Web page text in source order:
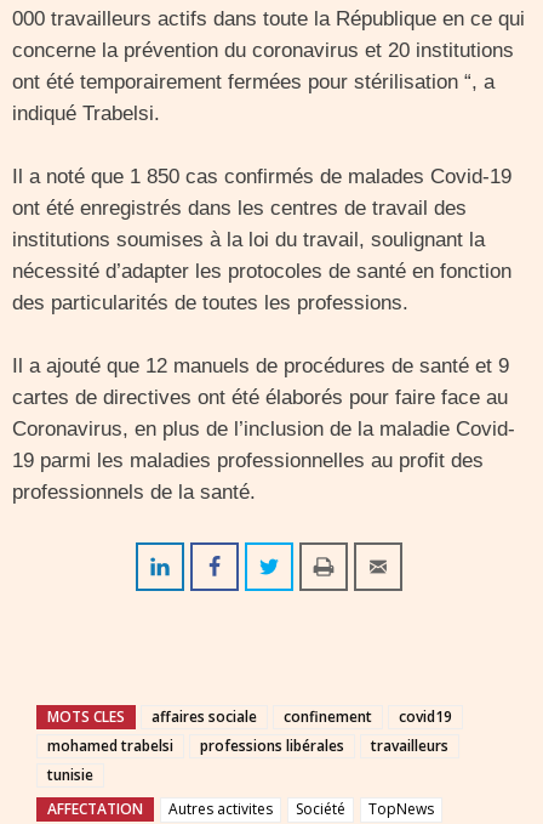
000 travailleurs actifs dans toute la République en ce qui
concerne la prévention du coronavirus et 20 institutions
ont été temporairement fermées pour stérilisation “, a
indiqué Trabelsi.
Il a noté que 1 850 cas confirmés de malades Covid-19
ont été enregistrés dans les centres de travail des
institutions soumises à la loi du travail, soulignant la
nécessité d’adapter les protocoles de santé en fonction
des particularités de toutes les professions.
Il a ajouté que 12 manuels de procédures de santé et 9
cartes de directives ont été élaborés pour faire face au
Coronavirus, en plus de l’inclusion de la maladie Covid-
19 parmi les maladies professionnelles au profit des
professionnels de la santé.
MOTS CLES affaires sociale confinement
covid19
mohamed trabelsi
professions libérales
travailleurs
tunisie
AFFECTATION
Autres activites Société TopNews